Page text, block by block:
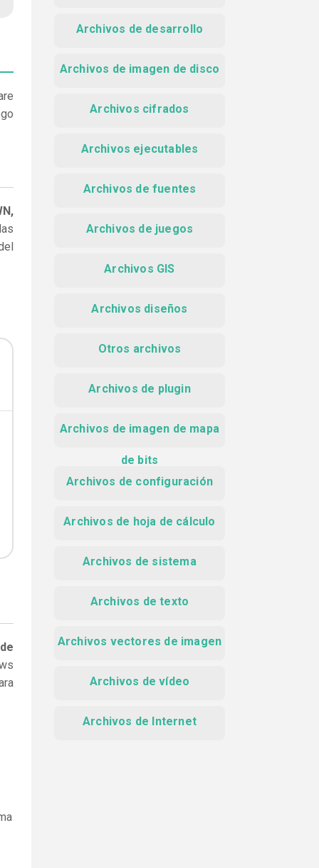
Archivos de desarrollo
Archivos de imagen de disco
Archivos cifrados
Archivos ejecutables
Archivos de fuentes
Archivos de juegos
Archivos GIS
Archivos diseños
Otros archivos
Archivos de plugin
Archivos de imagen de mapa
de bits
Archivos de configuración
Archivos de hoja de cálculo
Archivos de sistema
Archivos de texto
Archivos vectores de imagen
Archivos de vídeo
Archivos de Internet